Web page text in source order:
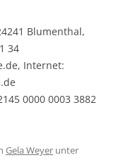
Blumenthal,
34
Internet:
0000 0003 3882
Gela Weyer unter